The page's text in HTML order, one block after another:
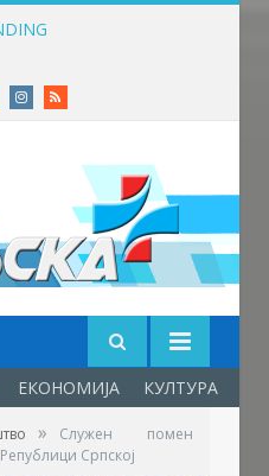
Instagram
RSS
ЕКОНОМИЈА КУЛТУРА
»
Служен помен
Српској